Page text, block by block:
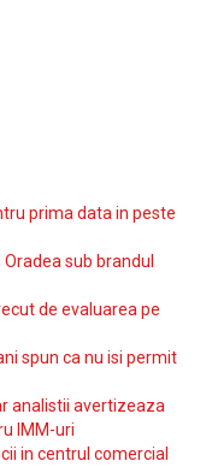
prima data in peste
sub brandul
de evaluarea pe
spun ca nu isi permit
analistii avertizeaza
IMM-uri
in centrul comercial